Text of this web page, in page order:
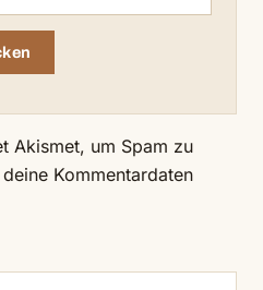
Akismet, um Spam zu
Kommentardaten